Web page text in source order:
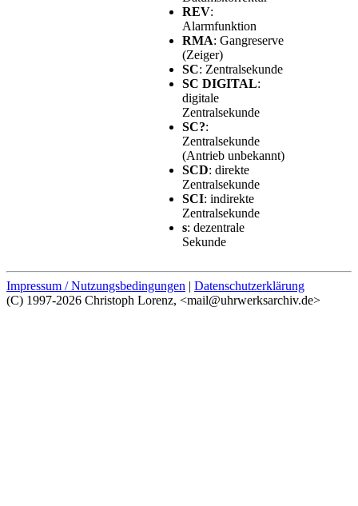
REV:
Alarmfunktion
RMA: Gangreserve
(Zeiger)
SC: Zentralsekunde
SC DIGITAL:
digitale
Zentralsekunde
SC?:
Zentralsekunde
(Antrieb unbekannt)
SCD: direkte
Zentralsekunde
SCI: indirekte
Zentralsekunde
s: dezentrale
Sekunde
Impressum / Nutzungsbedingungen | Datenschutzerklärung
(C) 1997-2026 Christoph Lorenz, <mail@uhrwerksarchiv.de>